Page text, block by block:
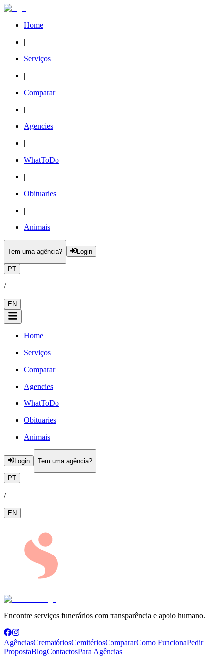
Home
|
Serviços
|
Comparar
|
Agencies
|
WhatToDo
|
Obituaries
|
Animais
Tem uma agência? Login
PT
/
EN
Home
Serviços
Comparar
Agencies
WhatToDo
Obituaries
Animais
Login Tem uma agência?
PT
/
EN
Encontre serviços funerários com transparência e apoio humano.
AgênciasCrematóriosCemitériosCompararComo FuncionaPedir
PropostaBlogContactosPara Agências